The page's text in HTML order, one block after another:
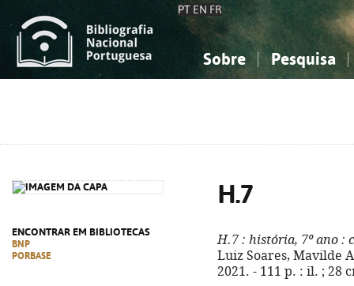
PT EN FR
Sobre Pesquisa
ENCONTRAR EM BIBLIOTECAS
BNP
PORBASE
H.7
H.7: história, 7º ano :
Luiz Soares, Mavilde
2021. - 111 p. : il. ; 28